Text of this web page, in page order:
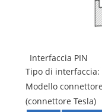
Interfaccia PIN
Tipo di interfaccia:
Modello
(connettore Tesla)